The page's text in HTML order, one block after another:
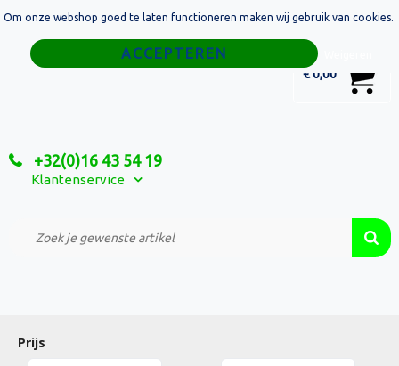
€ 0,00
+32(0)16 43 54 19
Klantenservice
Home
Relatiegeschenken
Custom Made Projecten
Prijs
Om onze webshop goed te laten functioneren maken wij gebruik van cookies.